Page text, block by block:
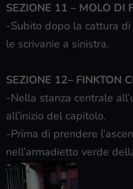
SEZIONE 11 – MOLO DI
-Subito dopo la cattura
le scrivanie a sinistra.
SEZIONE 12– FINKTON
-Nella stanza centrale
all’inizio del capitolo.
-Prima di prendere
nell’armadietto verde